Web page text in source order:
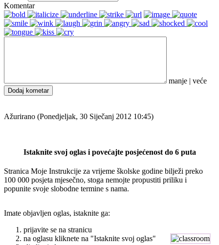
Komentar
manje | veće
Dodaj kometar
Ažurirano (Ponedjeljak, 30 Siječanj 2012 10:45)
Istaknite svoj oglas i povećajte posjećenost do 6 puta
Stranica Moje Instrukcije za vrijeme školske godine bilježi preko
100 000 posjeta mjesečno, stoga nemojte propustiti priliku i
popunite svoje slobodne termine s nama.
Imate objavljen oglas, istaknite ga:
prijavite se na stranicu
na oglasu kliknete na "Istaknite svoj oglas"